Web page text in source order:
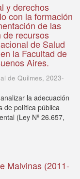
y derechos
con la formación
de las
de recursos
de Salud
la Facultad de
Aires.
de Quilmes, 2023-
la adecuación
de política pública
(Ley Nº 26.657,
Malvinas (2011-